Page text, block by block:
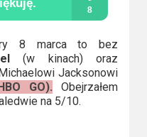
8 marca to bez
(w kinach) oraz
Jacksonowi
GO). Obejrzałem
na 5/10.